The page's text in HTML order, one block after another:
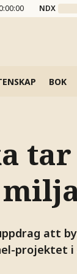
NDX
BOK
att
projektet i